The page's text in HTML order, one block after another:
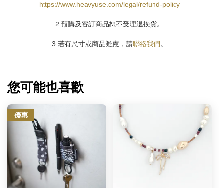
https://www.heavyuse.com/legal/refund-policy
2.預購及客訂商品恕不受理退換貨。
3.若有尺寸或商品疑慮，請聯絡我們。
您可能也喜歡
優惠